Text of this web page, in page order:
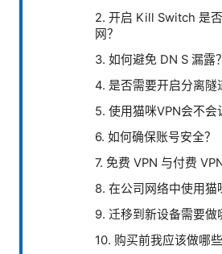
2. 开启 Kill Switch 是
网？
3. 如何避免 DN S 漏露？
4. 是否需要开启分离隧
5. 使用猫咪VPN会不会
6. 如何确保账号安全？
7. 免费 VPN 与付费
8. 在公司网络中使用猫
9. 迁移到新设备需要做
10. 购买前我应该做哪些